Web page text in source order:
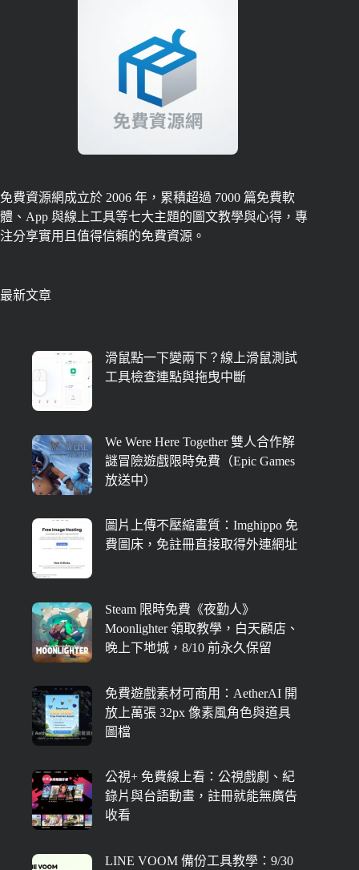
免費資源網成立於 2006 年，累積超過 7000 篇免費軟
體、App 與線上工具等七大主題的圖文教學與心得，專
注分享實用且值得信賴的免費資源。
最新文章
滑鼠點一下變兩下？線上滑鼠測試
工具檢查連點與拖曳中斷
We Were Here Together 雙人合作解
謎冒險遊戲限時免費（Epic Games
放送中）
圖片上傳不壓縮畫質：Imghippo 免
費圖床，免註冊直接取得外連網址
Steam 限時免費《夜勤人》
Moonlighter 領取教學，白天顧店、
晚上下地城，8/10 前永久保留
免費遊戲素材可商用：AetherAI 開
放上萬張 32px 像素風角色與道具
圖檔
公視+ 免費線上看：公視戲劇、紀
錄片與台語動畫，註冊就能無廣告
收看
LINE VOOM 備份工具教學：9/30